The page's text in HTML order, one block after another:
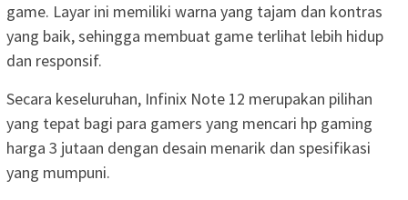
game. Layar ini memiliki warna yang tajam dan kontras
yang baik, sehingga membuat game terlihat lebih hidup
dan responsif.
Secara keseluruhan, Infinix Note 12 merupakan pilihan
yang tepat bagi para gamers yang mencari hp gaming
harga 3 jutaan dengan desain menarik dan spesifikasi
yang mumpuni.